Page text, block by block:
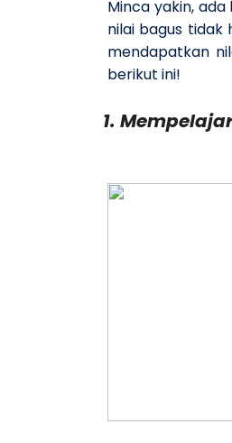
Minca yakin,
nilai bagus tidak
mendapatkan
berikut ini!
1.